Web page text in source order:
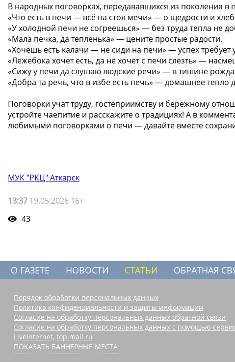
В народных поговорках, передававшихся из поколения
«Что есть в печи — всё на стол мечи» — о щедрости и
«У холодной печи не согреешься» — без труда тепла не
«Мала печка, да тепленька» — цените простые радости.
«Хочешь есть калачи — не сиди на печи» — успех требует
«Лежебока хочет есть, да не хочет с печи слезть» —
«Сижу у печи да слушаю людские речи» — в тишине
«Добра та речь, что в избе есть печь» — домашнее тепло
Поговорки учат труду, гостеприимству и бережному
устройте чаепитие и расскажите о традициях! А в
любимыми поговорками о печи — давайте вместе
МУК "РКЦ" Аткарск
13:37 19.05.2026 16+
43
О ГАЗЕТЕ НОВОСТИ СТАТЬИ ОБРАТНАЯ
Порядок обработки персональных данных
Политика конфиденциальности и защиты информации
Согласие на обработку персональных данных обратной связи
Согласие на обработку персональных данных с помощью
LiveInternet, top.mail.ru
ПОКАЗАТЬ БАННЕРНЫЕ МЕСТА